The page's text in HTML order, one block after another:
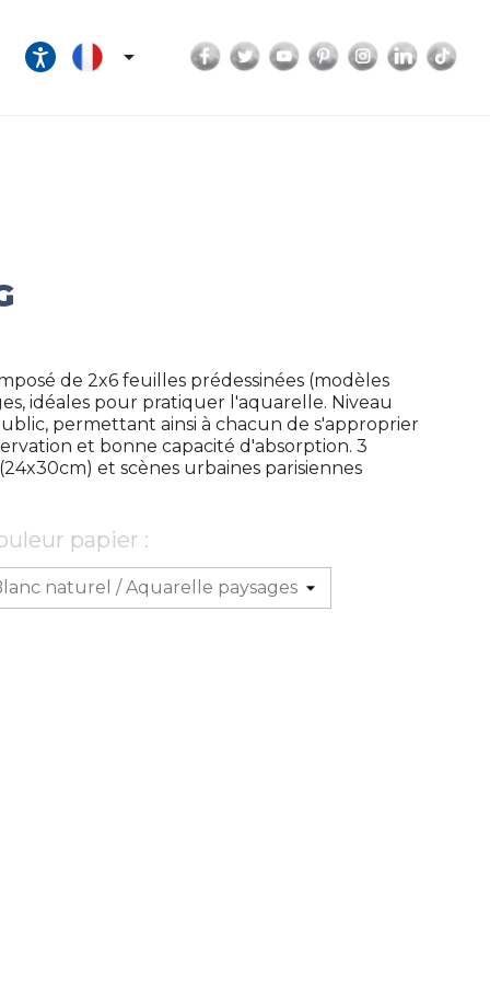
 Facebook
TwitterYouTubePinterestInstagram
de 2x6 feuilles prédessinées (modèles
idéales pour pratiquer l'aquarelle. Niveau
permettant ainsi à chacun de s'approprier
et bonne capacité d'absorption. 3
et scènes urbaines parisiennes
papier :